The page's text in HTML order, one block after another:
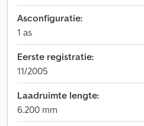
Asconfiguratie:
1 as
Eerste registratie:
11/2005
Laadruimte lengte:
6.200 mm